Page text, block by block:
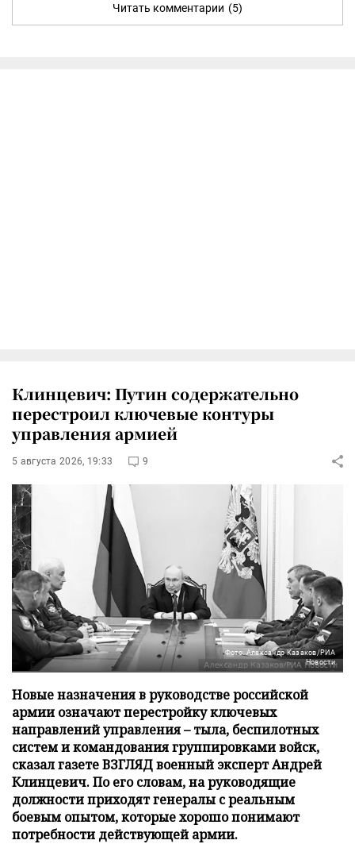
Читать комментарии (5)
Клинцевич: Путин содержательно
перестроил ключевые контуры
управления армией
5 августа 2026, 19:33 9
Фото: Александр Казаков/РИА
Новости
Новые назначения в руководстве российской
армии означают перестройку ключевых
направлений управления – тыла, беспилотных
систем и командования группировками войск,
сказал газете ВЗГЛЯД военный эксперт Андрей
Клинцевич. По его словам, на руководящие
должности приходят генералы с реальным
боевым опытом, которые хорошо понимают
потребности действующей армии.